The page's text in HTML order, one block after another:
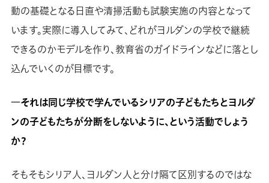
動の基礎となる日直や清掃活動も試験実施の内容となって
います。実際に導入してみて、どれがヨルダンの学校で継続
できるのかモデルを作り、教育省のガイドラインなどに落とし
込んでいくのが目標です。
―それは同じ学校で学んでいるシリアの子どもたちとヨルダ
ンの子どもたちが分断をしないように、という活動でしょう
か？
そもそもシリア人、ヨルダン人と分け隔て区別するのではな